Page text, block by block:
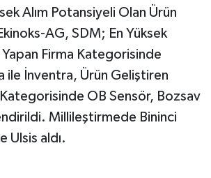
Alım Potansiyeli Olan Ürün
AG, SDM; En Yüksek
Firma Kategorisinde
ile İnventra, Ürün Geliştiren
OB Sensör, Bozsav
Millileştirmede Bininci
Ulsis aldı.